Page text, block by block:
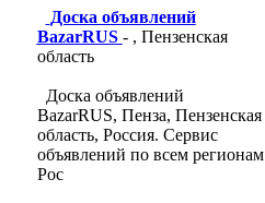
Доска объявлений
BazarRUS - , Пензенская
область
Доска объявлений
BazarRUS, Пенза, Пензенская
область, Россия. Сервис
объявлений по всем регионам
Рос